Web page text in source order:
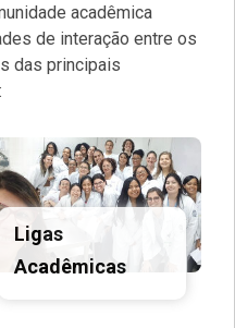
acadêmica
de interação entre os
das principais
Ligas
Acadêmicas